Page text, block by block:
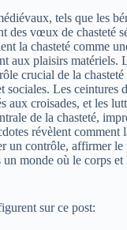
tels que les
des vœux de chasteté
la chasteté comme
aux plaisirs matériels.
crucial de la chasteté
sociales. Les ceintures
aux croisades, et les
de la chasteté,
révèlent comment
un contrôle, affirmer
monde où le corps et
sur ce post: